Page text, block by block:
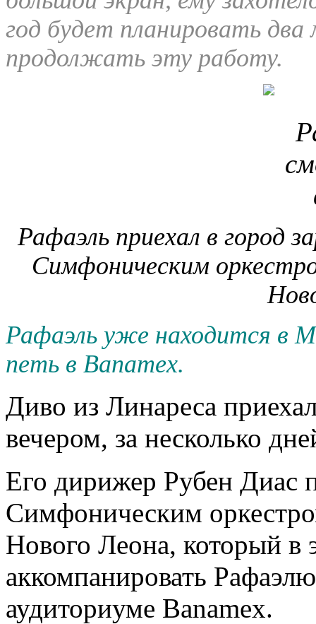
год будет планировать
продолжать эту работу.
Рафаэль приехал в город
Симфоническим
Рафаэль уже находится в
петь в Banamex.
Диво из Линареса
вечером, за несколько
Его дирижер Рубен Диас
Симфоническим
Нового Леона, который в
аккомпанировать
аудиториуме Banamex.